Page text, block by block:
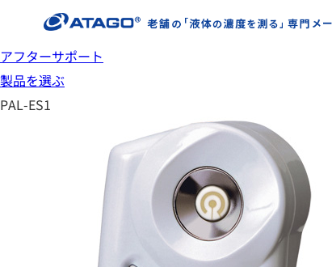
アフターサポート
製品を選ぶ
PAL-ES1